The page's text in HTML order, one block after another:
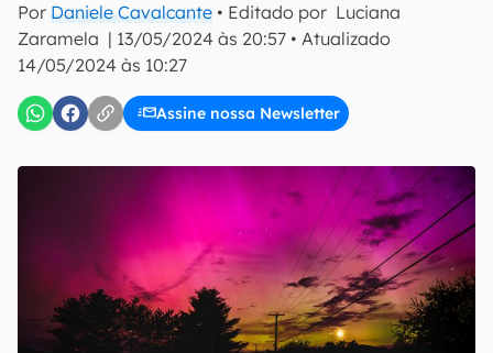
Por Daniele Cavalcante • Editado por Luciana
Zaramela | 13/05/2024 às 20:57 • Atualizado
14/05/2024 às 10:27
Assine nossa Newsletter
Confirmo que li, aceito e concordo com os